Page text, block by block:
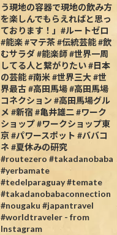
う現地の容器で現地の飲み方
を楽しんでもらえればと思っ
ております！」#ルートゼロ
#能楽 #マテ茶 #伝統芸能 #飲
むサラダ #能楽師 #世界一周
してる人と繋がりたい #日本
の芸能 #南米 #世界三大 #世
界最古 #高田馬場 #高田馬場
コネクション #高田馬場グル
メ #新宿 #亀井雄二 #ワーク
ショップ #ワークショップ東
京 #パワースポット #ババコ
ネ #夏休みの研究
#routezero #takadanobaba
#yerbamate
#tedelparaguay #temate
#takadanobabaconnection
#nougaku #japantravel
#worldtraveler - from
Instagram